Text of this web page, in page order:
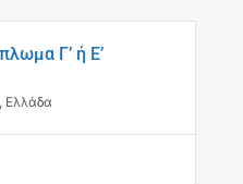
Γ’ ή Ε’
Ελλάδα